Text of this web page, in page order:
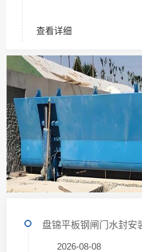
查看详细
盘锦平板钢闸门水封安
2026-08-08